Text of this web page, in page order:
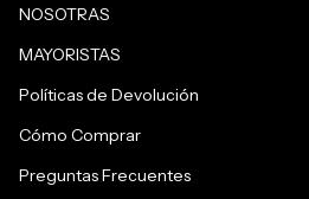
NOSOTRAS
MAYORISTAS
Políticas de Devolución
Cómo Comprar
Preguntas Frecuentes